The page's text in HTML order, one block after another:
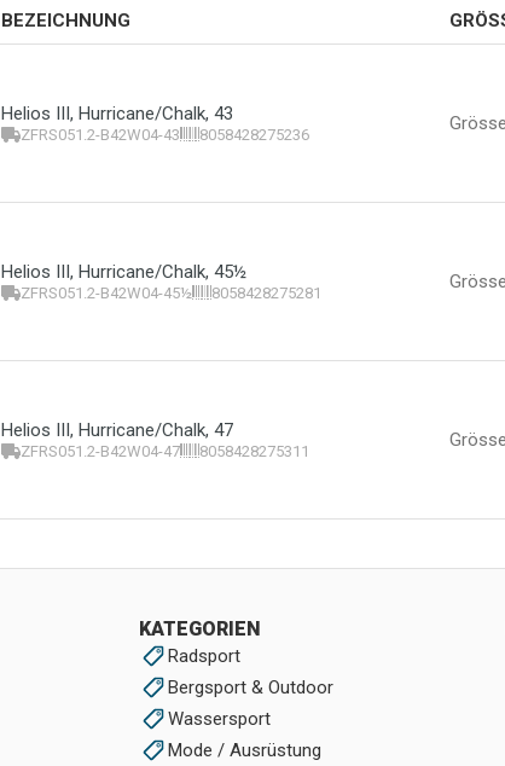
BEZEICHNUNG
Helios III, Hurricane/Chalk, 43
ZFRS051.2-B42W04-43 8058428275236
Helios III, Hurricane/Chalk, 45½
ZFRS051.2-B42W04-45½ 8058428275281
Helios III, Hurricane/Chalk, 47
ZFRS051.2-B42W04-47 8058428275311
KATEGORIEN
Radsport
Bergsport & Outdoor
Wassersport
Mode / Ausrüstung